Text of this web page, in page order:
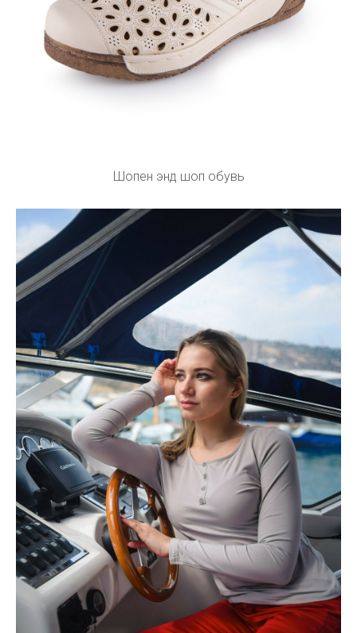
Шопен энд шоп обувь